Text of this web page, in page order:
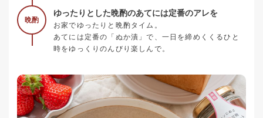
晩酌
ゆったりとした晩酌のあてには定番のアレを
お家でゆったりと晩酌タイム。
あてには定番の「ぬか漬」で、一日を締めくくるひと
時をゆっくりのんびり楽しんで。